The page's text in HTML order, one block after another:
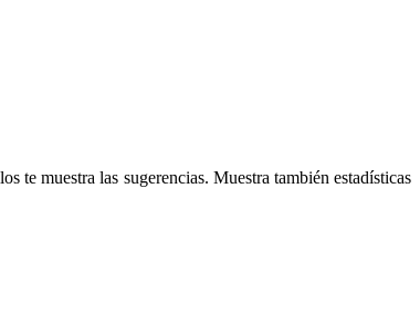
te muestra las sugerencias. Muestra también estadísticas